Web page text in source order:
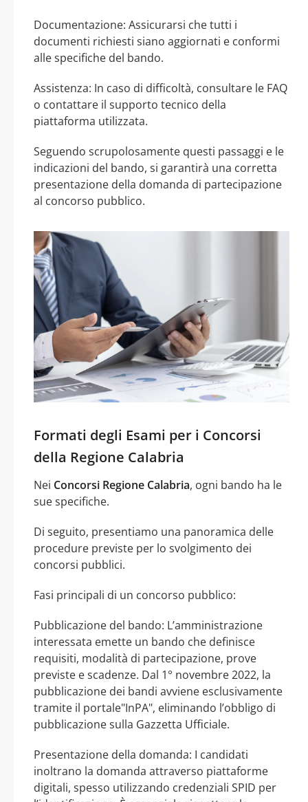
Documentazione: Assicurarsi che tutti i
documenti richiesti siano aggiornati e conformi
alle specifiche del bando.
Assistenza: In caso di difficoltà, consultare le FAQ
o contattare il supporto tecnico della
piattaforma utilizzata.
Seguendo scrupolosamente questi passaggi e le
indicazioni del bando, si garantirà una corretta
presentazione della domanda di partecipazione
al concorso pubblico.
Formati degli Esami per i Concorsi
della Regione Calabria
Nei Concorsi Regione Calabria, ogni bando ha le
sue specifiche.
Di seguito, presentiamo una panoramica delle
procedure previste per lo svolgimento dei
concorsi pubblici.
Fasi principali di un concorso pubblico:
Pubblicazione del bando: L’amministrazione
interessata emette un bando che definisce
requisiti, modalità di partecipazione, prove
previste e scadenze. Dal 1° novembre 2022, la
pubblicazione dei bandi avviene esclusivamente
tramite il portale"InPA", eliminando l’obbligo di
pubblicazione sulla Gazzetta Ufficiale.
Presentazione della domanda: I candidati
inoltrano la domanda attraverso piattaforme
digitali, spesso utilizzando credenziali SPID per